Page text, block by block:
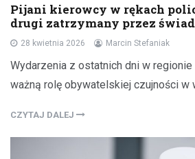
Pijani kierowcy w rękach
drugi zatrzymany przez
28 kwietnia 2026 Marcin Stefaniak
Wydarzenia z ostatnich dni w regionie
ważną rolę obywatelskiej czujności w
CZYTAJ DALEJ